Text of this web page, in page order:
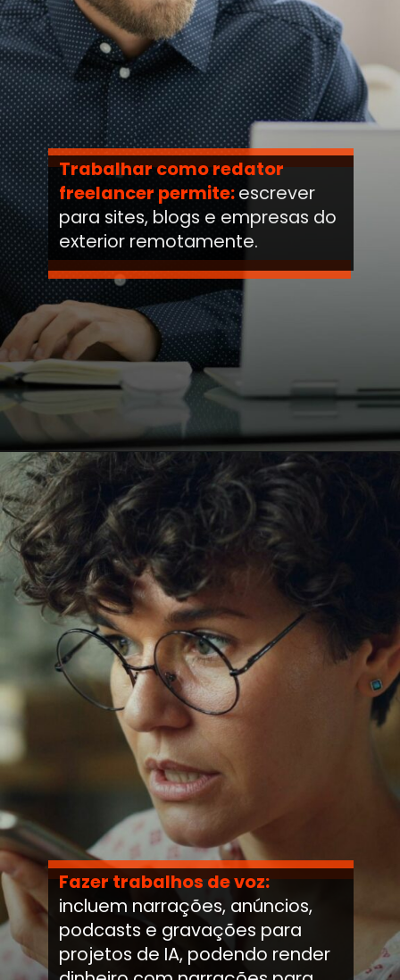
Trabalhar como redator
freelancer permite:escrever
para sites, blogs e empresas do
exterior remotamente.
Fazer trabalhos de voz:
incluem narrações, anúncios,
podcasts e gravações para
projetos de IA, podendo render